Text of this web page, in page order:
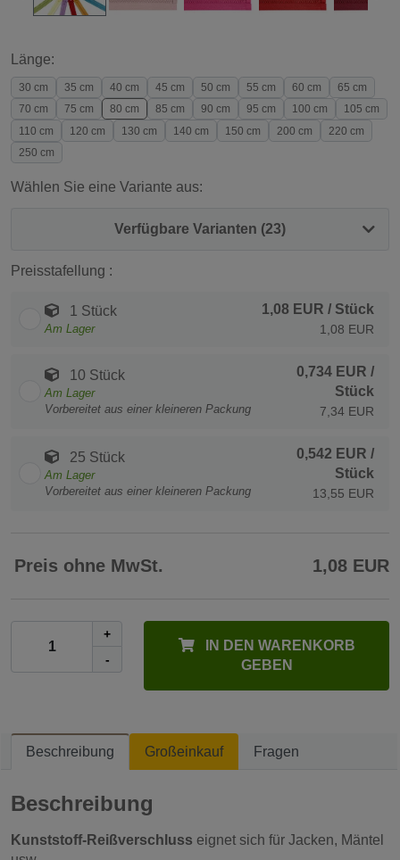
Länge:
30 cm 35 cm 40 cm 45 cm 50 cm 55 cm 60 cm
65 cm
70 cm
75 cm 80 cm 85 cm 90 cm 95 cm 100 cm
105 cm
110 cm
120 cm 130 cm 140 cm 150 cm 200 cm
220 cm
250 cm
Wählen Sie eine Variante aus:
Verfügbare Varianten (23)
Preisstafellung :
1 Stück
Am Lager
1,08 EUR / Stück
1,08 EUR
10 Stück
Am Lager
Vorbereitet aus einer kleineren Packung
0,734 EUR /
Stück
7,34 EUR
25 Stück
Am Lager
Vorbereitet aus einer kleineren Packung
0,542 EUR /
Stück
13,55 EUR
Preis ohne MwSt. 1,08 EUR
+
-
IN DEN WARENKORB
GEBEN
Beschreibung Großeinkauf Fragen
Beschreibung
Kunststoff-Reißverschluss eignet sich für Jacken, Mäntel